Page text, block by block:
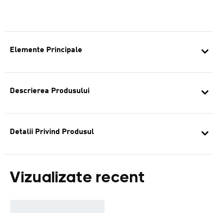
Elemente Principale
Descrierea Produsului
Detalii Privind Produsul
Vizualizate recent